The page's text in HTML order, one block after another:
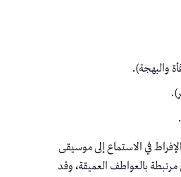
والبهجة).
في الاستماع إلى موسيقى
بالعواطف العميقة، وقد